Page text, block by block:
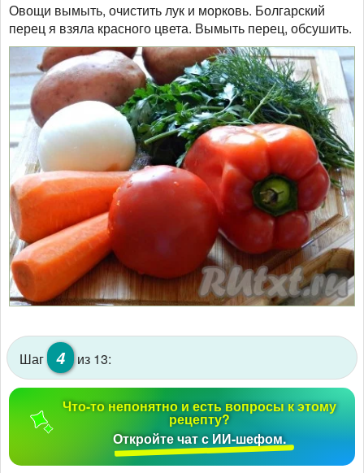
Овощи вымыть, очистить лук и морковь. Болгарский
перец я взяла красного цвета. Вымыть перец, обсушить.
Шаг 4 из 13:
Что-то непонятно и есть вопросы к этому
рецепту?
Откройте чат с ИИ-шефом.